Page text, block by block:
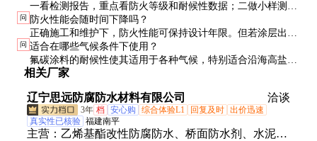
工，每道间隔4-8小时。
一看检测报告，重点看防火等级和耐候性数据；二做小样测
试，检查附着力、干燥时间等；三观察涂料状态，优质产品应
均匀无结块，搅拌后流动性好。
问
防火性能会随时间下降吗？
正确施工和维护下，防火性能可保持设计年限。但若涂层出现
开裂、剥落等情况，需及时修补。建议每3-5年进行一次专业
检测。
问 适合在哪些气候条件下使用？
氟碳涂料的耐候性使其适用于各种气候，特别适合沿海高盐雾
地区、工业污染区等恶劣环境。在极端温差地区（-40℃至
80℃）也能保持稳定性能。
相关厂家
辽宁思远防腐防水材料有限公司 洽谈
3年 档 安心购 综合体验L1 回复及时 出价迅速
真实性已核验 福建南平
主营： 乙烯基酯改性防腐防水、桥面防水剂、水泥基